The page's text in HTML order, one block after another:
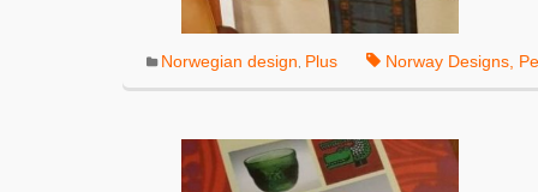
Norwegian design Plus Norway Designs